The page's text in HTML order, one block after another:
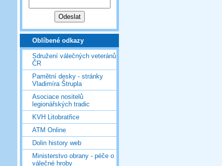
Oblíbené odkazy
Sdružení válečných veteránů
ČR
Pamětní desky - stránky
Vladimíra Štrupla
Asociace nositelů
legionářských tradic
KVH Litobratřice
ATM Online
Dolin history web
Ministerstvo obrany - péče o
válečné hroby